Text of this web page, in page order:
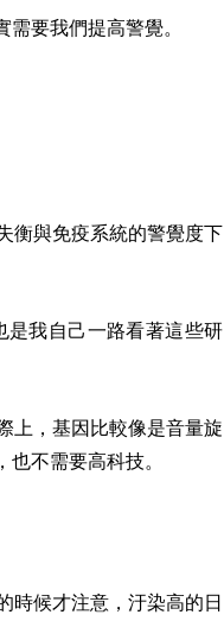
要我們提高警覺。
衡與免疫系統的警覺度下
是我自己一路看著這些研
上，基因比較像是音量旋
不需要高科技。
時候才注意， 汙染高的日